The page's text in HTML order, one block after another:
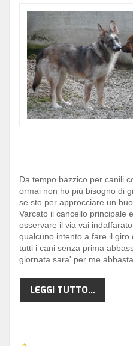
Da tempo bazzico per canili
ormai non ho più bisogno di
se sto per approcciare un
Varcato il cancello principale
osservare il via vai
qualcuno intento a fare il
tutti i cani senza prima
giornata sara' per me
LEGGI TUTTO...